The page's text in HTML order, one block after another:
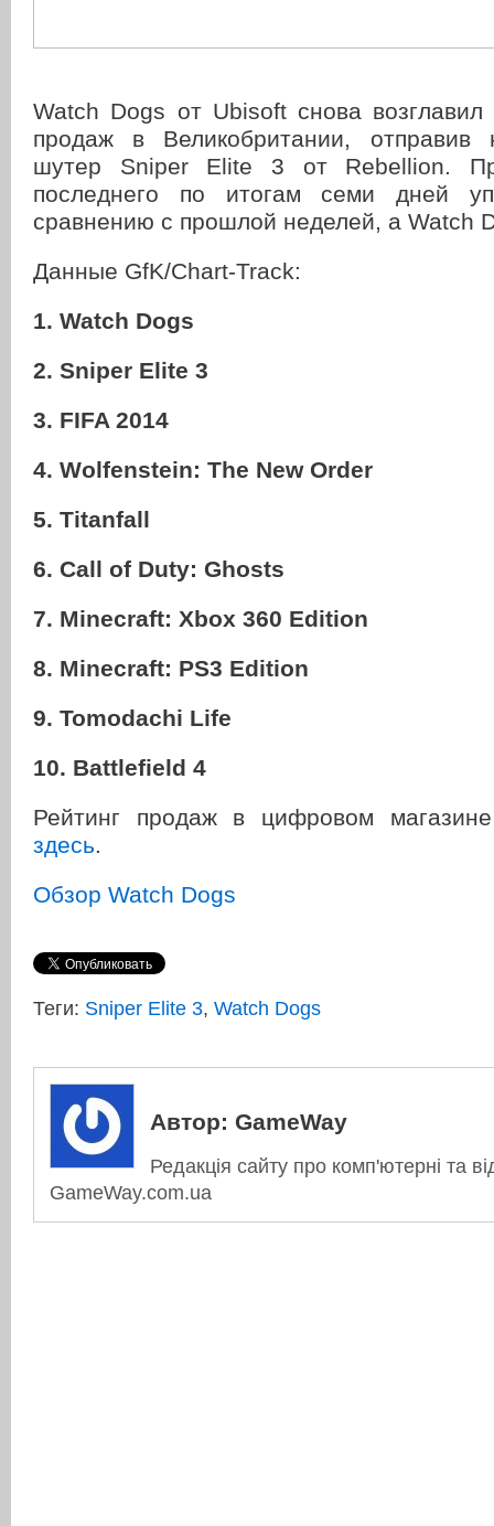
Watch Dogs от Ubisoft снова возглавил
продаж в Великобритании, отправив
шутер Sniper Elite 3 от Rebellion.
последнего по итогам семи дней
сравнению с прошлой неделей, а Watch
Данные GfK/Chart-Track:
1. Watch Dogs
2. Sniper Elite 3
3. FIFA 2014
4. Wolfenstein: The New Order
5. Titanfall
6. Call of Duty: Ghosts
7. Minecraft: Xbox 360 Edition
8. Minecraft: PS3 Edition
9. Tomodachi Life
10. Battlefield 4
Рейтинг продаж в цифровом
здесь.
Обзор Watch Dogs
Теги: Sniper Elite 3, Watch Dogs
Автор: GameWay
Редакція сайту про комп'ютерні та
GameWay.com.ua